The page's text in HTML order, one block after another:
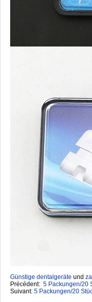
Günstige dentalgeräte ‎ und
Précédent: 5 Packungen/20
Suivant: 5 Packungen/20